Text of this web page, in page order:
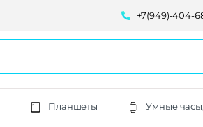
+7(949)-404-
Планшеты Умные